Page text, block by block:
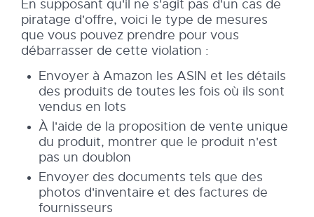
En supposant qu'il ne s'agit pas d'un cas de
piratage d'offre, voici le type de mesures
que vous pouvez prendre pour vous
débarrasser de cette violation :
Envoyer à Amazon les ASIN et les détails
des produits de toutes les fois où ils sont
vendus en lots
À l'aide de la proposition de vente unique
du produit, montrer que le produit n'est
pas un doublon
Envoyer des documents tels que des
photos d'inventaire et des factures de
fournisseurs